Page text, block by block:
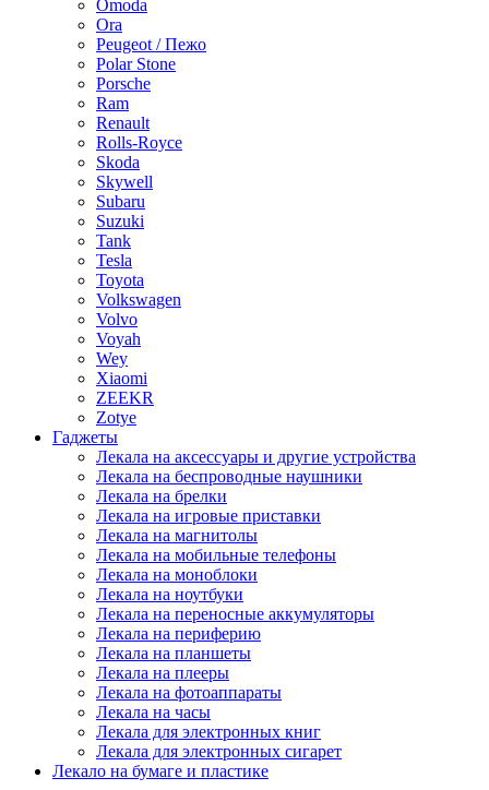
Omoda
Ora
Peugeot / Пежо
Polar Stone
Porsche
Ram
Renault
Rolls-Royce
Skoda
Skywell
Subaru
Suzuki
Tank
Tesla
Toyota
Volkswagen
Volvo
Voyah
Wey
Xiaomi
ZEEKR
Zotye
Гаджеты
Лекала на аксессуары и другие устройства
Лекала на беспроводные наушники
Лекала на брелки
Лекала на игровые приставки
Лекала на магнитолы
Лекала на мобильные телефоны
Лекала на моноблоки
Лекала на ноутбуки
Лекала на переносные аккумуляторы
Лекала на периферию
Лекала на планшеты
Лекала на плееры
Лекала на фотоаппараты
Лекала на часы
Лекала для электронных книг
Лекала для электронных сигарет
Лекало на бумаге и пластике